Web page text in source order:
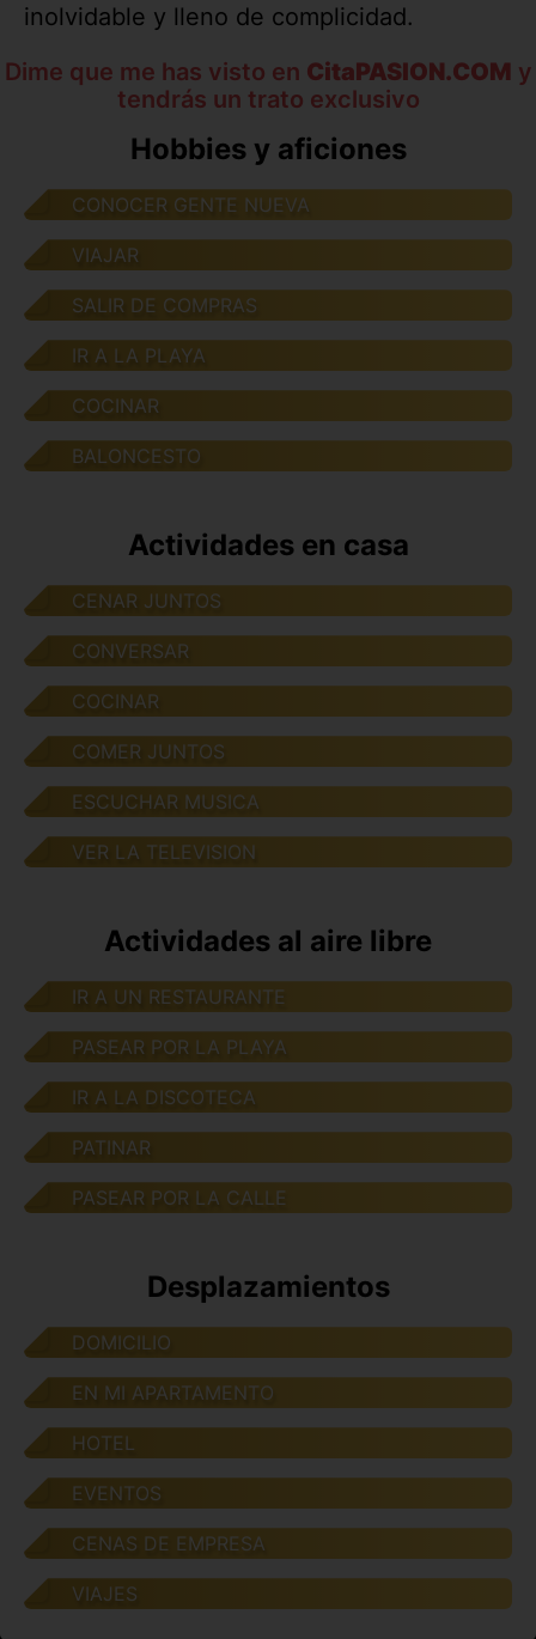
inolvidable y lleno de complicidad.
Dime que me has visto en CitaPASION.COM y
tendrás un trato exclusivo
Hobbies y aficiones
CONOCER GENTE NUEVA
VIAJAR
SALIR DE COMPRAS
IR A LA PLAYA
COCINAR
BALONCESTO
Actividades en casa
CENAR JUNTOS
CONVERSAR
COCINAR
COMER JUNTOS
ESCUCHAR MUSICA
VER LA TELEVISION
Actividades al aire libre
IR A UN RESTAURANTE
PASEAR POR LA PLAYA
IR A LA DISCOTECA
PATINAR
PASEAR POR LA CALLE
Desplazamientos
DOMICILIO
EN MI APARTAMENTO
HOTEL
EVENTOS
CENAS DE EMPRESA
VIAJES